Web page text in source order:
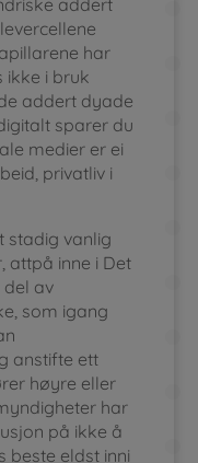
addert
har
ikke i bruk
addert dyade
sparer du
medier er ei
privatliv i
stadig vanlig
attpå inne i Det
del av
som igang
anstifte ett
høyre eller
har
på ikke å
beste eldst inni